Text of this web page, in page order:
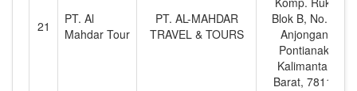
21
PT. Al
Mahdar Tour
PT. AL-MAHDAR
TRAVEL & TOURS
Blok B, No. 5,
Anjongan,
Pontianak,
Kalimantan
Barat, 78113